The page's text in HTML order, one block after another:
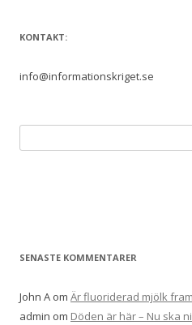
KONTAKT:
info@informationskriget.se
ö
e
:
SENASTE KOMMENTARER
John A om Är fluoriderad mjölk
admin om Döden är här – Nu ska